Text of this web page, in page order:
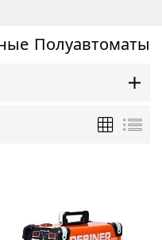
Полуавтоматы
Сетка